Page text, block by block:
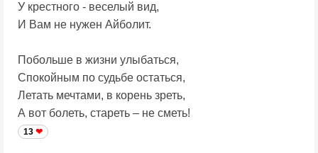
У крестного - веселый вид,
И Вам не нужен Айболит.
Побольше в жизни улыбаться,
Спокойным по судьбе остаться,
Летать мечтами, в корень зреть,
А вот болеть, стареть – не сметь!
13